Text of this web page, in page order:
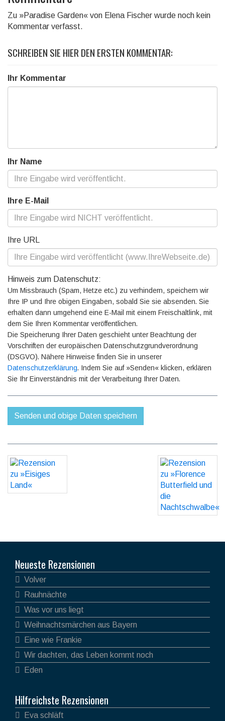
Zu »Paradise Garden« von Elena Fischer wurde noch kein
Kommentar verfasst.
SCHREIBEN SIE HIER DEN ERSTEN KOMMENTAR:
Ihr Kommentar
Ihr Name
Ihre E-Mail
Ihre URL
Hinweis zum Datenschutz:
Um Missbrauch (Spam, Hetze etc.) zu verhindern, speichern wir
Ihre IP und Ihre obigen Eingaben, sobald Sie sie absenden. Sie
erhalten dann umgehend eine E-Mail mit einem Freischaltlink, mit
dem Sie Ihren Kommentar veröffentlichen.
Die Speicherung Ihrer Daten geschieht unter Beachtung der
Vorschriften der europäischen Datenschutzgrundverordnung
(DSGVO). Nähere Hinweise finden Sie in unserer
Datenschutzerklärung. Indem Sie auf »Senden« klicken, erklären
Sie Ihr Einverständnis mit der Verarbeitung Ihrer Daten.
Neueste Rezensionen
Volver
Rauhnächte
Was vor uns liegt
Weihnachtsmärchen aus Bayern
Eine wie Frankie
Wir dachten, das Leben kommt noch
Eden
Hilfreichste Rezensionen
Eva schläft